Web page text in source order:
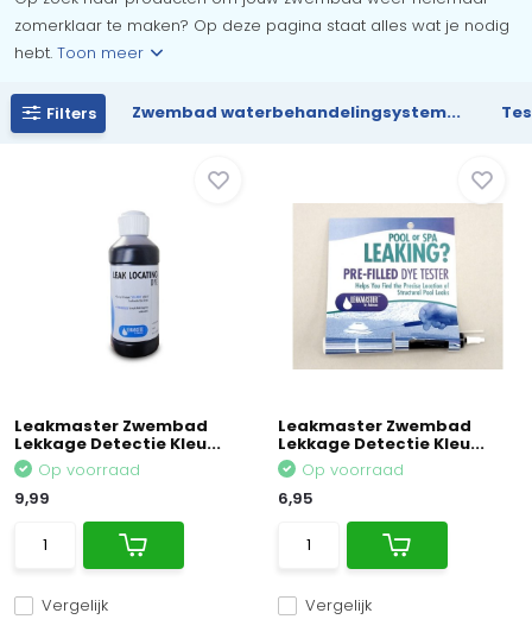
zomerklaar te maken? Op deze pagina staat alles wat je nodig
hebt. Toon meer
Filters Zwembad waterbehandelingsystem...
Leakmaster Zwembad
Lekkage Detectie Kleu...
Vergelijk
Op voorraad
9,99
Leakmaster Zwembad
Lekkage Detectie Kleu...
Vergelijk
Op voorraad
6,95